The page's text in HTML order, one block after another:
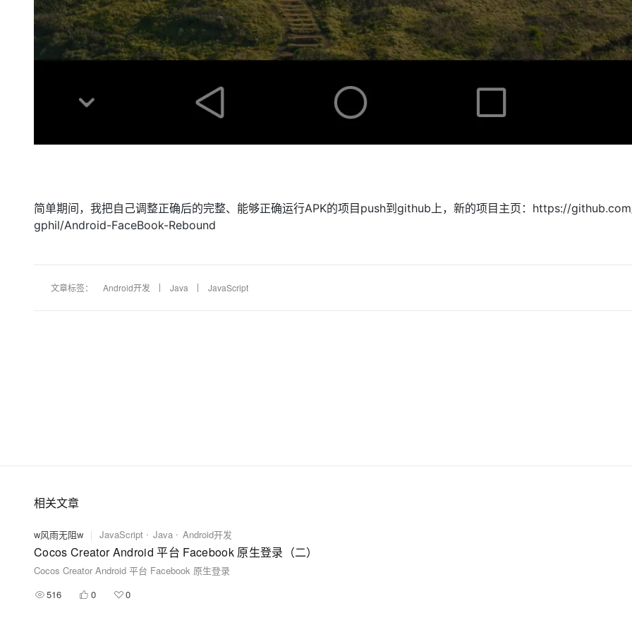
简单期间，我把自己调整正确后的完整、能够正确运行APK的项目push到github上，新的项目主页：https://
gphil/Android-FaceBook-Rebound
文章标签： Android开发 Java JavaScript
相关文章
w风雨无阻w | JavaScript Java Android开发
Cocos Creator Android 平台 Facebook 原生登录（二）
Cocos Creator Android 平台 Facebook 原生登录
516
0 0